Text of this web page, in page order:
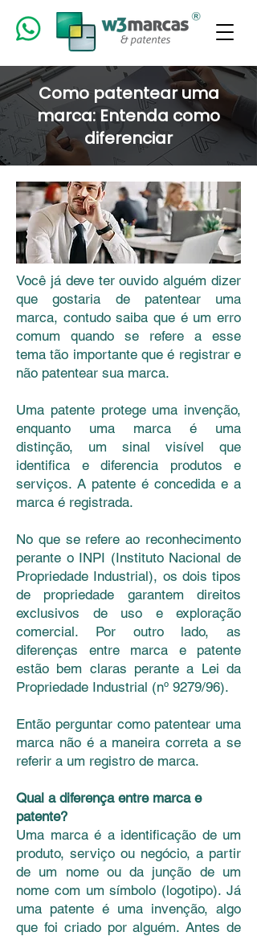
Como patentear uma
marca: Entenda como
diferenciar
Você já deve ter ouvido alguém dizer
que gostaria de patentear uma
marca, contudo saiba que é um erro
comum quando se refere a esse
tema tão importante que é registrar e
não patentear sua marca.
Uma patente protege uma invenção,
enquanto uma marca é uma
distinção, um sinal visível que
identifica e diferencia produtos e
serviços. A patente é concedida e a
marca é registrada.
No que se refere ao reconhecimento
perante o INPI (Instituto Nacional de
Propriedade Industrial), os dois tipos
de propriedade garantem direitos
exclusivos de uso e exploração
comercial. Por outro lado, as
diferenças entre marca e patente
estão bem claras perante a Lei da
Propriedade Industrial (nº 9279/96).
Então perguntar como patentear uma
marca não é a maneira correta a se
referir a um registro de marca.
Qual a diferença entre marca e
patente?
Uma marca é a identificação de um
produto, serviço ou negócio, a partir
de um nome ou da junção de um
nome com um símbolo (logotipo). Já
uma patente é uma invenção, algo
que foi criado por alguém. Antes de